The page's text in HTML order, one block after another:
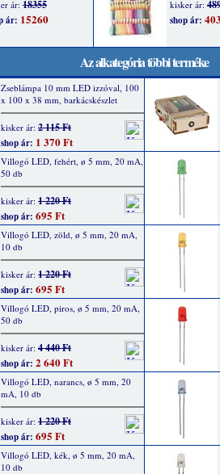
Az alkategória többi terméke
Zseblámpa 10 mm LED izzóval, 100
x 100 x 38 mm, barkácskészlet
kisker ár: 2 115 Ft
shop ár: 1 370 Ft
Villogó LED, fehért, ø 5 mm, 20 mA,
50 db
kisker ár: 1 220 Ft
shop ár: 695 Ft
Villogó LED, zöld, ø 5 mm, 20 mA,
10 db
kisker ár: 1 220 Ft
shop ár: 695 Ft
Villogó LED, piros, ø 5 mm, 20 mA,
50 db
kisker ár: 4 440 Ft
shop ár: 2 640 Ft
Villogó LED, narancs, ø 5 mm, 20
mA, 10 db
kisker ár: 1 220 Ft
shop ár: 695 Ft
Villogó LED, kék, ø 5 mm, 20 mA,
10 db